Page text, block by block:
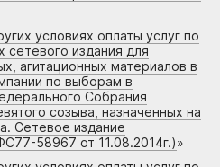
условиях оплаты услуг по
издания для
агитационных материалов в
по выборам в
Собрания
созыва, назначенных на
Сетевое издание
58967 от 11.08.2014г.)»